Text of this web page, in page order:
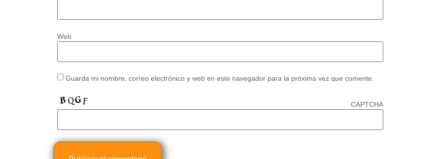
Web
Guarda mi nombre, correo electrónico y web en este navegador para la próxima vez que comente.
CAPTCHA